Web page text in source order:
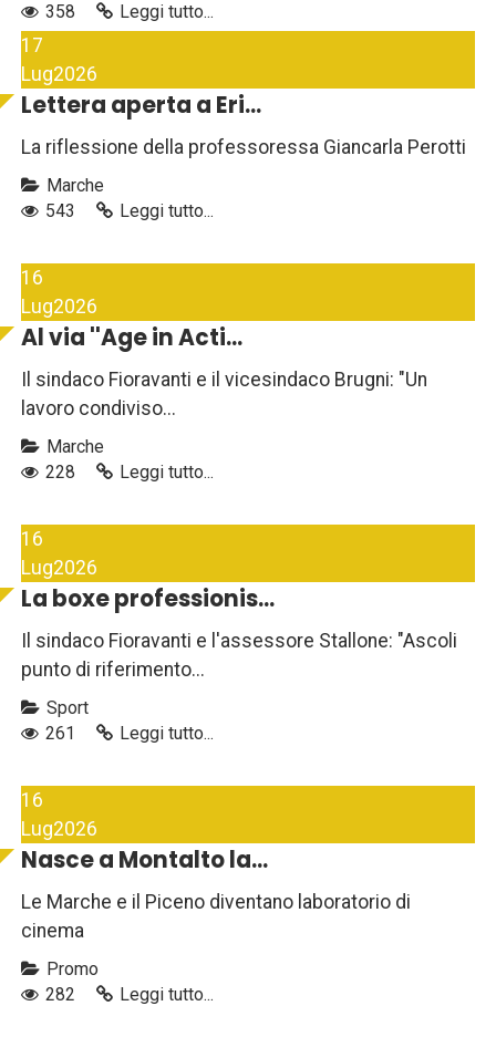
358
Leggi tutto...
17
Lug2026
Lettera aperta a Eri...
La riflessione della professoressa Giancarla Perotti
Marche
543
Leggi tutto...
16
Lug2026
Al via ''Age in Acti...
Il sindaco Fioravanti e il vicesindaco Brugni: "Un
lavoro condiviso...
Marche
228
Leggi tutto...
16
Lug2026
La boxe professionis...
Il sindaco Fioravanti e l'assessore Stallone: "Ascoli
punto di riferimento...
Sport
261
Leggi tutto...
16
Lug2026
Nasce a Montalto la...
Le Marche e il Piceno diventano laboratorio di
cinema
Promo
282
Leggi tutto...